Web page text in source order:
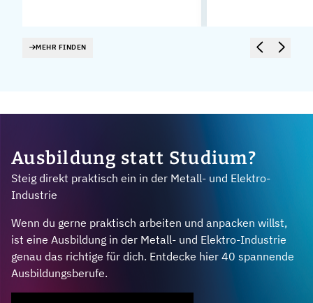
MEHR FINDEN
Ausbildung statt Studium?
Steig direkt praktisch ein in der Metall- und Elektro-
Industrie
Wenn du gerne praktisch arbeiten und anpacken willst,
ist eine Ausbildung in der Metall- und Elektro-Industrie
genau das richtige für dich. Entdecke hier 40 spannende
Ausbildungsberufe.